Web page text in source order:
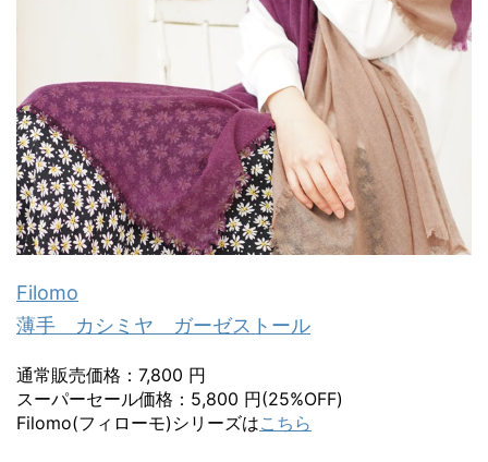
Filomo
薄手 カシミヤ ガーゼストール
通常販売価格：7,800 円
スーパーセール価格：5,800 円(25%OFF)
Filomo(フィローモ)シリーズはこちら